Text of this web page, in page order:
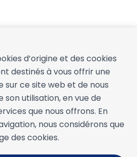
d’origine et des cookies
destinés à vous offrir une
sur ce site web et de nous
son utilisation, en vue de
que nous offrons. En
nous considérons que
des cookies.